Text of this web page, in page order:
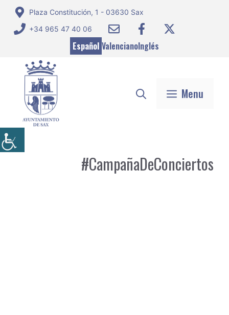
Saltar
contenido
Plaza Constitución, 1 - 03630 Sax
+34 965 47 40 06
Español ValencianoInglés
Menu
#CampañaDeConciertos